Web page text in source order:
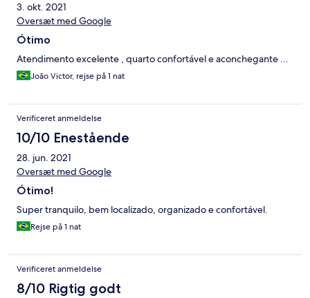
3. okt. 2021
Oversæt med Google
Ótimo
Atendimento excelente , quarto confortável e aconchegante ...
João Victor, rejse på 1 nat
Verificeret anmeldelse
10/10 Enestående
28. jun. 2021
Oversæt med Google
Ótimo!
Super tranquilo, bem localizado, organizado e confortável.
Rejse på 1 nat
Verificeret anmeldelse
8/10 Rigtig godt